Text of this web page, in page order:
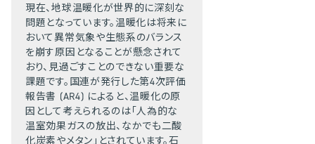
現在、地球温暖化が世界的に深刻な
問題となっています。温暖化は将来に
おいて異常気象や生態系のバランス
を崩す原因となることが懸念されて
おり、見過ごすことのできない重要な
課題です。国連が発行した第4次評価
報告書 (AR4) によると、温暖化の原
因として考えられるのは「人為的な
温室効果ガスの放出、なかでも二酸
化炭素やメタン」とされています。石